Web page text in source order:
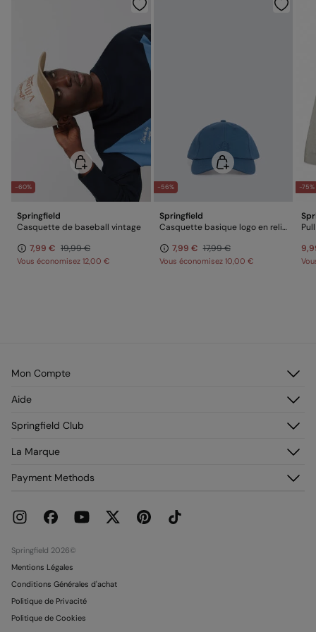
Nettoyage à sec interdit
-60%
Springfield
Casquette de baseball vintage
7,99 € 19,99 €
Vous économisez 12,00 €
-56%
Springfield
Casquette basique logo en relief Springfield
7,99 € 17,99 €
Vous économisez 10,00 €
-75%
Mon Compte
Mes adresses
Aide
Foire aux questions
Livraison
Promotions en cours
Carte Cadeau
Springfield Club
Adhérez !
La Marque
Franchises
Emploi
Payment Methods
Springfield 2026©
Mentions Légales
Conditions Générales d'achat
Politique de Privacité
Politique de Cookies